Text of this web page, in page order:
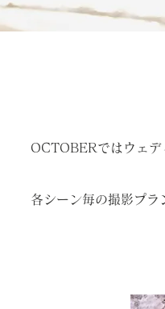
​OCTOBERではウェデ
各シーン毎の撮影プラ